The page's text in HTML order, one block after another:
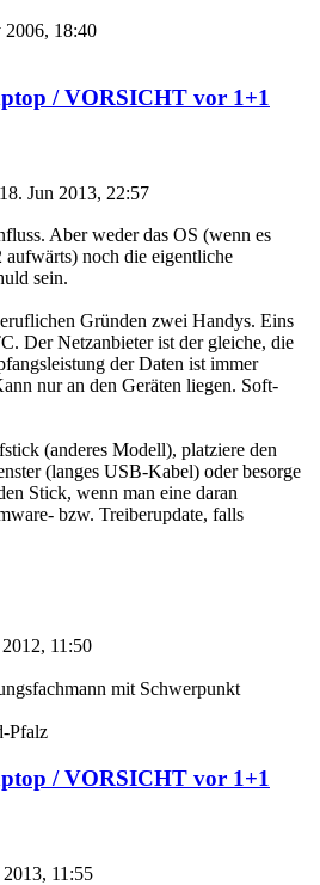
18:40
/ VORSICHT vor 1+1
18. Jun 2013, 22:57
Aber weder das OS (wenn es
noch die eigentliche
sein.
Gründen zwei Handys. Eins
Der Netzanbieter ist der gleiche, die
der Daten ist immer
nur an den Geräten liegen. Soft-
(anderes Modell), platziere den
(langes USB-Kabel) oder besorge
Stick, wenn man eine daran
bzw. Treiberupdate, falls
11:50
mit Schwerpunkt
Pfalz
/ VORSICHT vor 1+1
2013, 11:55